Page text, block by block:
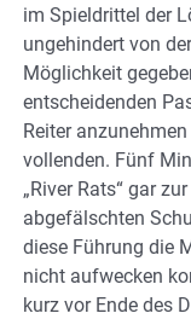
im Spieldrittel der
ungehindert von
Möglichkeit
entscheidenden
Reiter
vollenden. Fünf
„River Rats“ gar
abgefälschten
diese Führung die
nicht aufwecken
kurz vor Ende des